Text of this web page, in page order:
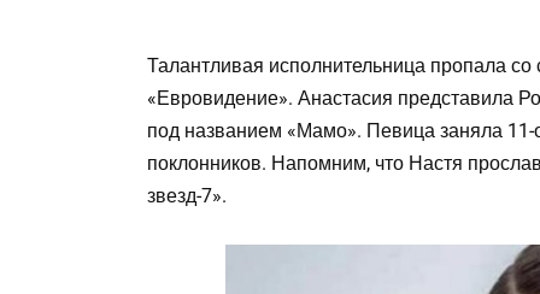
Талантливая исполнительница пропала
«Евровидение». Анастасия представила
под названием «Мамо». Певица заняла 11-
поклонников. Напомним, что Настя
звезд-7».